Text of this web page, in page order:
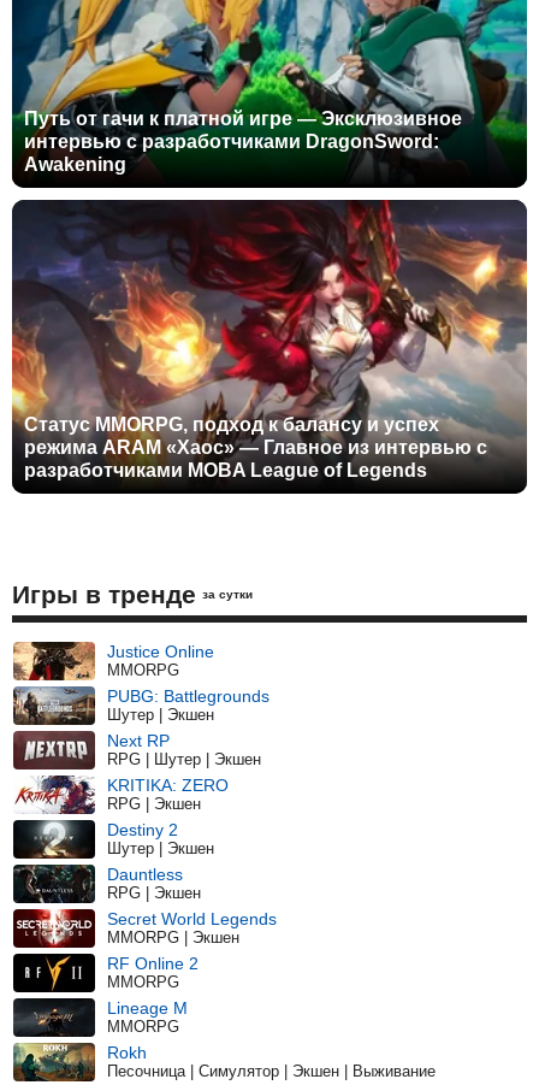
Путь от гачи к платной игре — Эксклюзивное
интервью с разработчиками DragonSword:
Awakening
Статус MMORPG, подход к балансу и успех
режима ARAM «Хаос» — Главное из интервью с
разработчиками MOBA League of Legends
Игры в тренде за сутки
Justice Online
MMORPG
PUBG: Battlegrounds
Шутер | Экшен
Next RP
RPG | Шутер | Экшен
KRITIKA: ZERO
RPG | Экшен
Destiny 2
Шутер | Экшен
Dauntless
RPG | Экшен
Secret World Legends
MMORPG | Экшен
RF Online 2
MMORPG
Lineage M
MMORPG
Rokh
Песочница | Симулятор | Экшен | Выживание